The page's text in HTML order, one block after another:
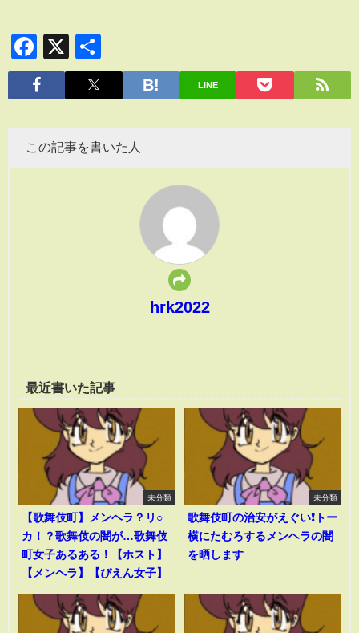
Facebook
X
有
LINE
この記事を書いた人
hrk2022
最近書いた記事
未分類
【歌舞伎町】メンヘラ？リ○
カ！？歌舞伎の闇が…歌舞伎
町女子あるある！【ホスト】
【メンヘラ】【ぴえん女子】
未分類
歌舞伎町の治安がえぐい❗️トー
横にたむろするメンヘラの闇
を晒します